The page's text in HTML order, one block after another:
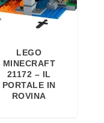
LEGO
MINECRAFT
21172 – IL
PORTALE IN
ROVINA